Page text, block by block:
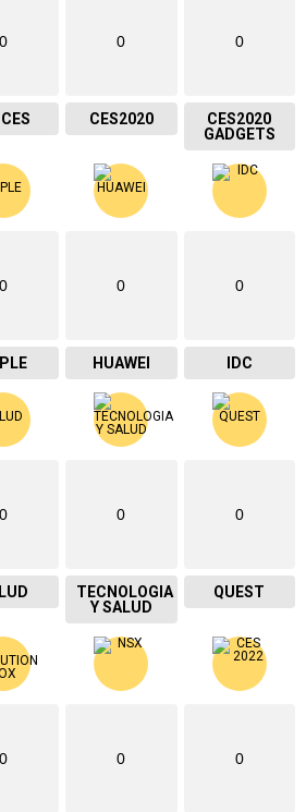
0 0
CES2020
0
CES2020
GADGETS
0 0
HUAWEI
0
IDC
0 0
TECNOLOGIA
Y SALUD
0
QUEST
0 0 0